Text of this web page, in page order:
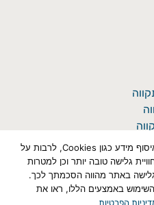
באתר זה נעשה שימוש בטכנולוגיות איסוף מידע כגון Cookies, לרבות על
גלישה טובה יותר וכן למטרות
גלישה באתר מהווה הסכמתך לכך.
באמצעים הללו, ראו את
הפרטיות